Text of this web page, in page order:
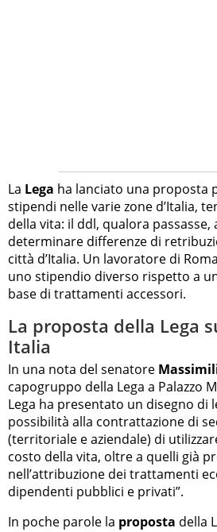
La Lega ha lanciato una proposta
stipendi nelle varie zone d’Italia,
della vita: il ddl, qualora passasse,
determinare differenze di
città d’Italia. Un lavoratore di
uno stipendio diverso rispetto a
base di trattamenti accessori.
La proposta della Lega
Italia
In una nota del senatore
capogruppo della Lega a Palazzo
Lega ha presentato un disegno di
possibilità alla contrattazione di
(territoriale e aziendale) di
costo della vita, oltre a quelli già
nell’attribuzione dei trattamenti
dipendenti pubblici e privati”.
In poche parole la proposta della